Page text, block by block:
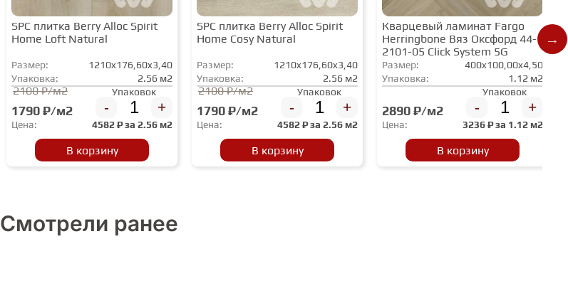
SPC плитка Berry Alloc Spirit
Home Loft Natural
Размер:
1210x176,60x3,40
Упаковка:
2.56 м2
2100 ₽/м2
1790 ₽/м2
Упаковок
- +
Цена: 4582₽ за 2.56 м2
В корзину
SPC плитка Berry Alloc Spirit
Home Cosy Natural
Размер:
1210x176,60x3,40
Упаковка:
2.56 м2
2100 ₽/м2
1790 ₽/м2
Упаковок
- +
Цена: 4582₽ за 2.56 м2
В корзину
Кварцевый ламинат Fargo
Herringbone Вяз Оксфорд 44-
2101-05 Click System 5G
Размер:
400x100,00x4,50
Упаковка:
1.12 м2
2890 ₽/м2
Упаковок
- +
Цена: 3236₽ за 1.12 м2
В корзину
Смотрели ранее